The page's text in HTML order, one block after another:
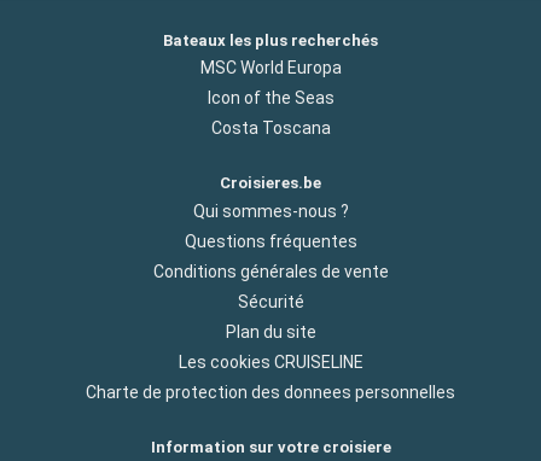
Bateaux les plus recherchés
MSC World Europa
Icon of the Seas
Costa Toscana
Croisieres.be
Qui sommes-nous ?
Questions fréquentes
Conditions générales de vente
Sécurité
Plan du site
Les cookies CRUISELINE
Charte de protection des donnees personnelles
Information sur votre croisiere